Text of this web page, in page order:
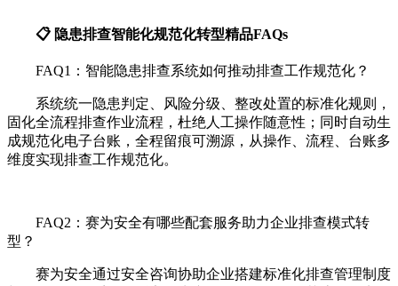
📋 隐患排查智能化规范化转型精品FAQs
FAQ1：智能隐患排查系统如何推动排查工作规范化？
系统统一隐患判定、风险分级、整改处置的标准化规则，
固化全流程排查作业流程，杜绝人工操作随意性；同时自动生
成规范化电子台账，全程留痕可溯源，从操作、流程、台账多
维度实现排查工作规范化。
FAQ2：赛为安全有哪些配套服务助力企业排查模式转
型？
赛为安全通过安全咨询协助企业搭建标准化排查管理制度